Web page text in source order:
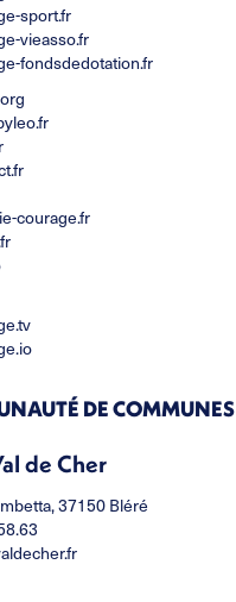
sport.fr
vieasso.fr
fondsdedotation.fr
courage.fr
DE COMMUNES
de Cher
37150 Bléré